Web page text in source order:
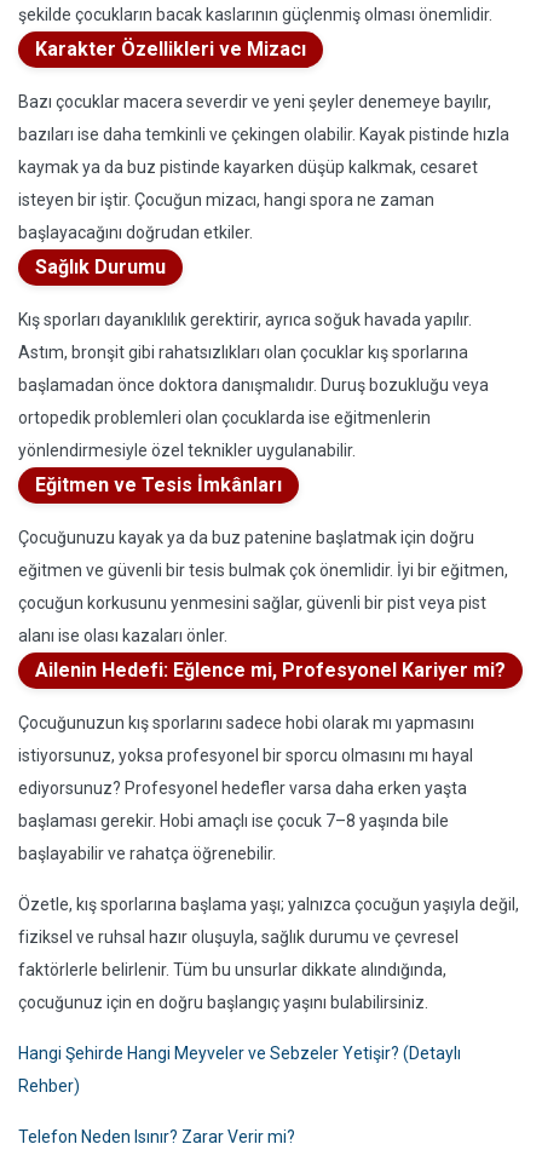
şekilde çocukların bacak kaslarının güçlenmiş olması önemlidir.
Karakter Özellikleri ve Mizacı
Bazı çocuklar macera severdir ve yeni şeyler denemeye bayılır,
bazıları ise daha temkinli ve çekingen olabilir. Kayak pistinde hızla
kaymak ya da buz pistinde kayarken düşüp kalkmak, cesaret
isteyen bir iştir. Çocuğun mizacı, hangi spora ne zaman
başlayacağını doğrudan etkiler.
Sağlık Durumu
Kış sporları dayanıklılık gerektirir, ayrıca soğuk havada yapılır.
Astım, bronşit gibi rahatsızlıkları olan çocuklar kış sporlarına
başlamadan önce doktora danışmalıdır. Duruş bozukluğu veya
ortopedik problemleri olan çocuklarda ise eğitmenlerin
yönlendirmesiyle özel teknikler uygulanabilir.
Eğitmen ve Tesis İmkânları
Çocuğunuzu kayak ya da buz patenine başlatmak için doğru
eğitmen ve güvenli bir tesis bulmak çok önemlidir. İyi bir eğitmen,
çocuğun korkusunu yenmesini sağlar, güvenli bir pist veya pist
alanı ise olası kazaları önler.
Ailenin Hedefi: Eğlence mi, Profesyonel Kariyer mi?
Çocuğunuzun kış sporlarını sadece hobi olarak mı yapmasını
istiyorsunuz, yoksa profesyonel bir sporcu olmasını mı hayal
ediyorsunuz? Profesyonel hedefler varsa daha erken yaşta
başlaması gerekir. Hobi amaçlı ise çocuk 7–8 yaşında bile
başlayabilir ve rahatça öğrenebilir.
Özetle, kış sporlarına başlama yaşı; yalnızca çocuğun yaşıyla değil,
fiziksel ve ruhsal hazır oluşuyla, sağlık durumu ve çevresel
faktörlerle belirlenir. Tüm bu unsurlar dikkate alındığında,
çocuğunuz için en doğru başlangıç yaşını bulabilirsiniz.
Hangi Şehirde Hangi Meyveler ve Sebzeler Yetişir? (Detaylı
Rehber)
Telefon Neden Isınır? Zarar Verir mi?